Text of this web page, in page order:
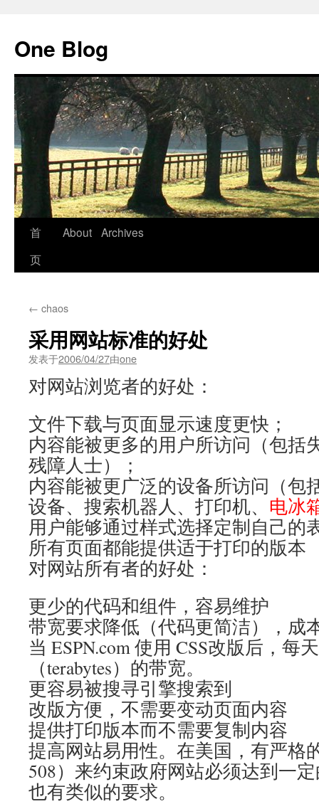
正
文
One Blog
首
页
About Archives
← chaos
采用网站标准的好处
发表于2006/04/27由one
对网站浏览者的好处：
文件下载与页面显示速度更快；
内容能被更多的用户所访问（包括
残障人士）；
内容能被更广泛的设备所访问（包
设备、搜索机器人、打印机、 电冰
用户能够通过样式选择定制自己的
所有页面都能提供适于打印的版本
对网站所有者的好处：
更少的代码和组件，容易维护
带宽要求降低（代码更简洁），成
当 ESPN.com 使用 CSS改版后，每
（terabytes）的带宽。
更容易被搜寻引擎搜索到
改版方便，不需要变动页面内容
提供打印版本而不需要复制内容
提高网站易用性。在美国，有严格
508）来约束政府网站必须达到一
也有类似的要求。